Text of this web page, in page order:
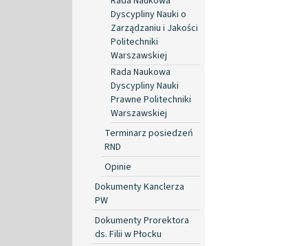
Dyscypliny Nauki o
Zarządzaniu i Jakości
Politechniki
Warszawskiej
Rada Naukowa
Dyscypliny Nauki
Prawne Politechniki
Warszawskiej
Terminarz posiedzeń
RND
Opinie
Dokumenty Kanclerza
PW
Dokumenty Prorektora
ds. Filii w Płocku